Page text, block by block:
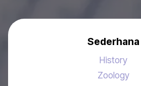
Sederhana
History
Zoology